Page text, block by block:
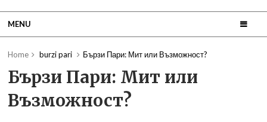
MENU
Home burzi pari Бързи Пари: Мит или Възможност?
Бързи Пари: Мит или
Възможност?